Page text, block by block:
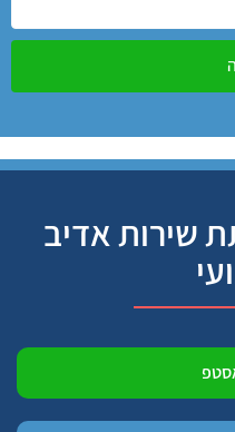
שירות אדיב